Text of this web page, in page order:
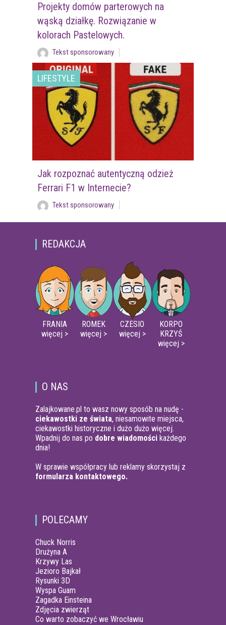
Projekty domów parterowych na
wąską działkę. Rozwiązanie w
kolorach Pastelowych.
Tekst sponsorowany
LIFESTYLE
Jak rozpoznać autentyczną odzież
Ferrari F1 w Internecie?
Tekst sponsorowany
REDAKCJA
FRANIA
więcej >
ROMEK
więcej >
CZESIO
więcej >
KORPO
KRZYŚ
więcej >
O NAS
Zalajkowane.pl to wasz nowy sposób na nudę -
ciekawostki ze świata, niesamowite miejsca,
ciekawostki historyczne i dużo dużo więcej.
Wpadnij do nas po dobre wiadomości każdego
dnia!
W sprawie współpracy lub reklamy skorzystaj z
formularza kontaktowego.
POLECAMY
Chuck Norris
Drużyna A
Krzywy Las
Jezioro Bajkał
Rysunki 3D
Wyspa Guam
Zagadka Einsteina
Zdjęcia zwierząt
Co warto zobaczyć we Wrocławiu